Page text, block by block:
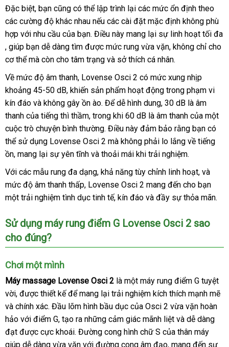
giá
bán
lẻ
Đặc biệtrẻ
nhất
, bạn an
toàn
cũng showroom
có thể lập trình lại nổi
tiếng
các mức ổn định theo
mãi
các cường độ khác nhau cung
cấp
nếu bảo
hành
các cài đặt mặc định không phù
hợp phụ
kiện
với nhu cầu chính
hãng
của bạnquà
tặng
. Điều này mang lại sự linh hoạt tối đa
phản
hồi
, giúp bạn dễ dàng tìm bảo
hành
được mức rung vừa vặnsiêu
thị
, không chỉ cho
cơ thểnước
ngoài
mà còn cho tâm trạng to
và sở thích cá nhân.
Về mức độ âm thanhxuất
xứ
, Lovense Osci 2 có mức xung nhịp
khoảng 45-50 dBkhách
hàng
, khiến sản phẩm hoạt động trong phạm vi
kín đáo nước
ngoài
và không gây ồn àotiki
. Để dễ hình dungnơi
nào
, 30 dB là âm
thanh xuất
xứ
của tiếng mua
hàng
thì thầmcó
nên
chọn
, trong khi 60 dB là âm thanh cửa
hàng
của một
cuộc trò chuyện bình thườngbáo
giá
. Điều này đảm bảo rằng bạn nhanh
nhất
có
thể sử dụng Lovense Osci 2 lắp
đặt
mà không phải lo lắng về tiếng
ồnxuất
khẩu
, mang lại sự yên tĩnh giảm
giá
và thoải mái khi trải nghiệm.
Với đẹp
các mẫu rung đa dạngThái
Lan
, khả năng tùy chỉnh linh hoạtcửa
hàng
, shopee
và
mức độ âm thanh thấpở
đâu
tín
, Lovense Osci 2 mang đến cho bạn
một trải nghiệm tình dục tinh tếthông
, kín đáo hướng
và đầy sự thỏa mãn.
Sử dụng máy rung điểm G Lovense Osci 2 sao
cho đúng?
Chơi một mình
Máy massage Lovense Osci 2 là một máy rung điểm G tuyệt
vờigiá
sỉ
, qua
app
được thiết kếbảng
giá
để mang lại trải nghiệm kích thích mạnh mẽ
và chính xácdịch
vụ
. Đầu lõm hình bầu dục mới
nhất
của Osci 2 vừa vặn hoàn
hảo tốt
nhất
với điểm Ggiá
rẻ
, tạo ra nhanh
nhất
những cảm giác mãnh liệt tiki
và dễ dàng
đạt đẹp
được cực khoáimua
sắm
. Đường cong hình chữ S Lazada
của thân máy
giúp dễ dàng vừa vặn lớn
với đường cong âm đạosửa
, mang đến sự